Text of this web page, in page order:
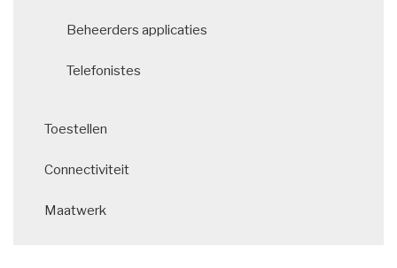
Beheerders applicaties
Telefonistes
Toestellen
Connectiviteit
Maatwerk